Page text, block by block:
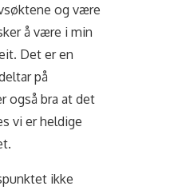
og være
å være i min
Det er en
på
også bra at det
vi er heldige
ikke